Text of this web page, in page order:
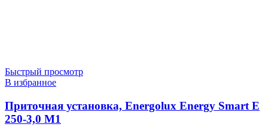
Быстрый просмотр
В избранное
Приточная установка, Energolux Energy Smart E
250-3,0 M1